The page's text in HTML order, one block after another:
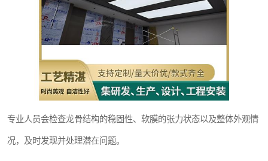
专业人员会检查龙骨结构的稳固性、软膜的张力状态以及整体外观情
况，及时发现并处理潜在问题。